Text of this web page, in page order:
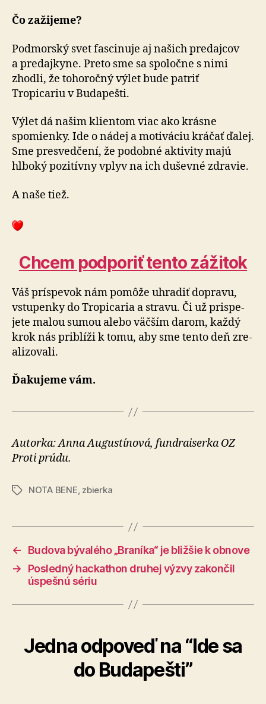
Čo zažijeme?
Podmorský svet fascinuje aj našich predajcov
a pre­daj­kyne. Preto sme sa spo­ločne s nimi
zhodli, že toho­ročný výlet bude patriť
Tropicariu v Bu­da­pešti.
Výlet dá našim klientom viac ako krásne
spomienky. Ide o nádej a mo­ti­vá­ciu kráčať ďalej.
Sme presved­čení, že po­dobné aktivity majú
hlboký po­zi­tívny vplyv na ich du­šev­né zdravie.
A naše tiež.
Chcem podporiť tento zá­ži­tok
Váš príspevok nám pomôže uhradiť dopravu,
vstupenky do Tro­pi­caria a stravu. Či už prispe­
jete malou sumou alebo väčším darom, každý
krok nás priblíži k tomu, aby sme tento deň zre­
a­li­zo­va­li.
Ďakujeme vám.
Autorka: Anna Augustínová, fundraiserka OZ
Proti prúdu.
ZnačkyNOTA BENE, zbierka
←
Budova bývalého „Braníka“ je bližšie k obnove
→
Posledný hackathon druhej výzvy zakončil
úspešnú sériu
Jedna odpoveď na “Ide sa
do Budapešti”